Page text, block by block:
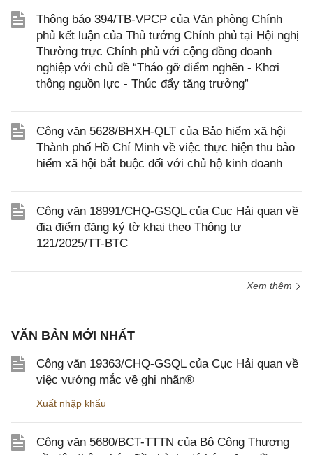
Thông báo 394/TB-VPCP của Văn phòng Chính
phủ kết luận của Thủ tướng Chính phủ tại Hội nghị
Thường trực Chính phủ với cộng đồng doanh
nghiệp với chủ đề “Tháo gỡ điểm nghẽn - Khơi
thông nguồn lực - Thúc đẩy tăng trưởng”
Công văn 5628/BHXH-QLT của Bảo hiểm xã hội
Thành phố Hồ Chí Minh về việc thực hiện thu bảo
hiểm xã hội bắt buộc đối với chủ hộ kinh doanh
Công văn 18991/CHQ-GSQL của Cục Hải quan về
địa điểm đăng ký tờ khai theo Thông tư
121/2025/TT-BTC
Xem thêm
VĂN BẢN MỚI NHẤT
Công văn 19363/CHQ-GSQL của Cục Hải quan về
việc vướng mắc về ghi nhãn®
Xuất nhập khẩu
Công văn 5680/BCT-TTTN của Bộ Công Thương